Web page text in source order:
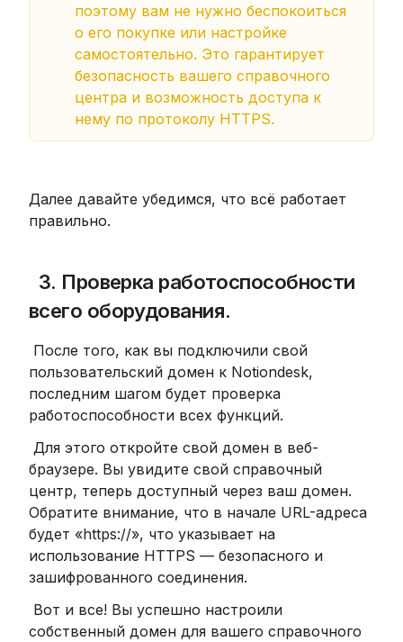
поэтому вам не нужно беспокоиться
о его покупке или настройке
самостоятельно. Это гарантирует
безопасность вашего справочного
центра и возможность доступа к
нему по протоколу HTTPS.
Далее давайте убедимся, что всё работает
правильно.
3. Проверка работоспособности
всего оборудования.
пользовательский домен к Notiondesk,
последним шагом будет проверка
работоспособности всех функций.
браузере. Вы увидите свой справочный
центр, теперь доступный через ваш домен.
Обратите внимание, что в начале URL-адреса
будет «https://», что указывает на
использование HTTPS — безопасного и
зашифрованного соединения.
собственный домен для вашего справочного